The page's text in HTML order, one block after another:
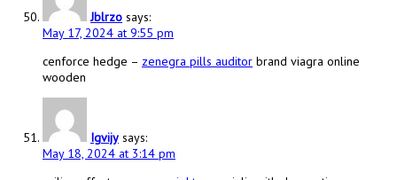
Jblrzo says:
May 17, 2024 at 9:55 pm
cenforce hedge – zenegra pills auditor brand viagra online
wooden
Igvijy says:
May 18, 2024 at 3:14 pm